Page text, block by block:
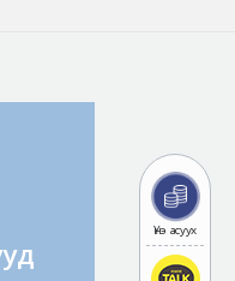
Үнэ асуух